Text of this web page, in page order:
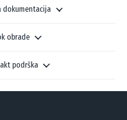
dokumentacija
obrade
podrška